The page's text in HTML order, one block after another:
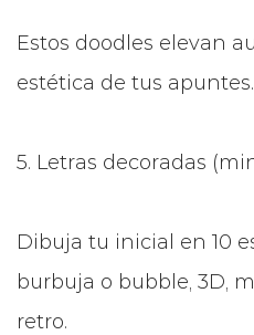
Estos doodles elevan
estética de tus apuntes.
5. Letras decoradas
Dibuja tu inicial en 10
burbuja o bubble, 3D,
retro.